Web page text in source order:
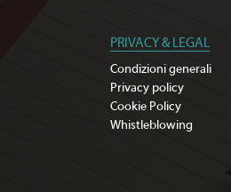
PRIVACY & LEGAL
Condizioni generali
Privacy policy
Cookie Policy
Whistleblowing